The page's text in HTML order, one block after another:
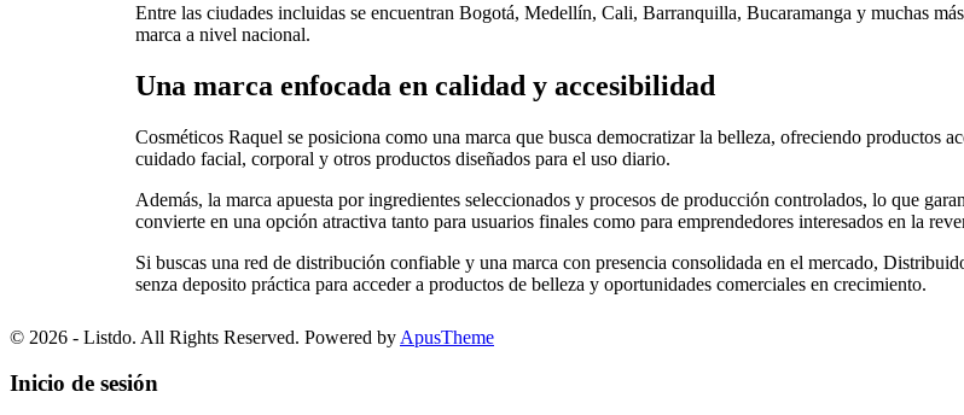
Entre las ciudades incluidas se encuentran Bogotá, Medellín, Cali, Barranquilla, Bucaramanga y muchas
marca a nivel nacional.
Una marca enfocada en calidad y accesibilidad
Cosméticos Raquel se posiciona como una marca que busca democratizar la belleza, ofreciendo productos
cuidado facial, corporal y otros productos diseñados para el uso diario.
Además, la marca apuesta por ingredientes seleccionados y procesos de producción controlados, lo que
convierte en una opción atractiva tanto para usuarios finales como para emprendedores interesados en la
Si buscas una red de distribución confiable y una marca con presencia consolidada en el mercado,
senza deposito práctica para acceder a productos de belleza y oportunidades comerciales en crecimiento.
© 2026 - Listdo. All Rights Reserved. Powered by ApusTheme
Inicio de sesión